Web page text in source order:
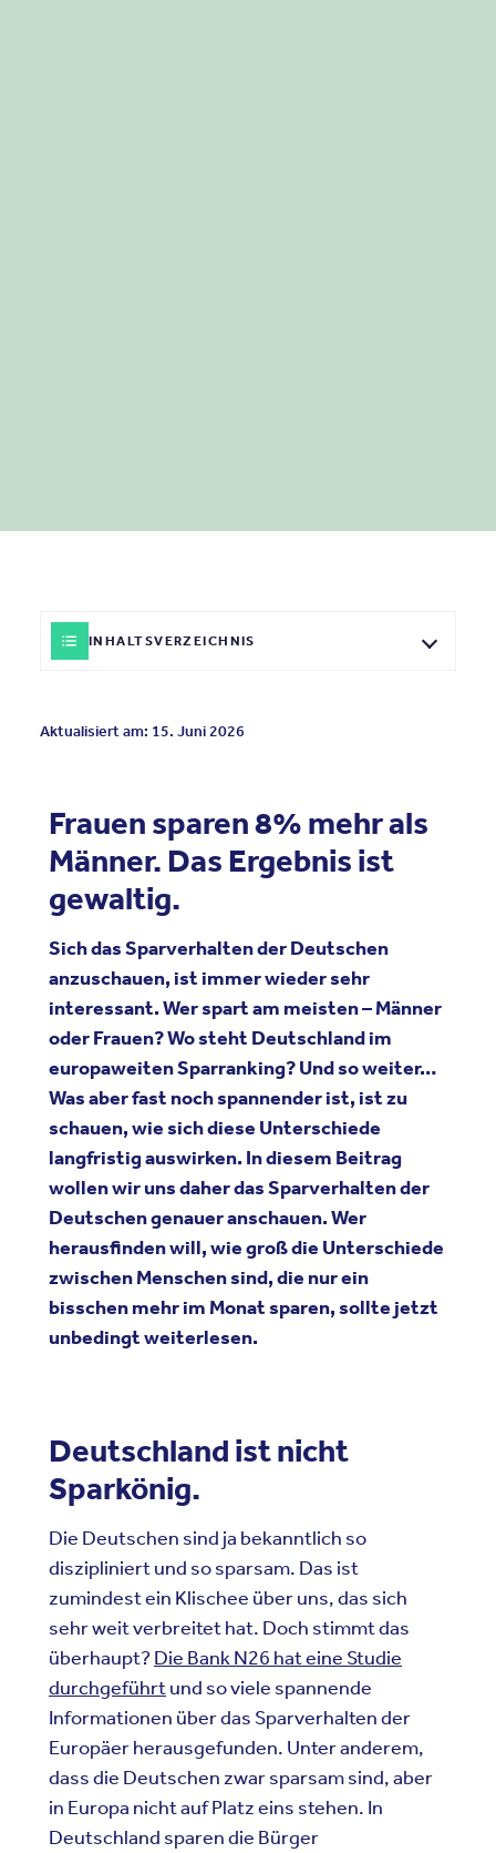
INHALTSVERZEICHNIS
Aktualisiert am: 15. Juni 2026
Frauen sparen 8% mehr als
Männer. Das Ergebnis ist
gewaltig.
Sich das Sparverhalten der Deutschen
anzuschauen, ist immer wieder sehr
interessant. Wer spart am meisten – Männer
oder Frauen? Wo steht Deutschland im
europaweiten Sparranking? Und so weiter…
Was aber fast noch spannender ist, ist zu
schauen, wie sich diese Unterschiede
langfristig auswirken. In diesem Beitrag
wollen wir uns daher das Sparverhalten der
Deutschen genauer anschauen. Wer
herausfinden will, wie groß die Unterschiede
zwischen Menschen sind, die nur ein
bisschen mehr im Monat sparen, sollte jetzt
unbedingt weiterlesen.
Deutschland ist nicht
Sparkönig.
Die Deutschen sind ja bekanntlich so
diszipliniert und so sparsam. Das ist
zumindest ein Klischee über uns, das sich
sehr weit verbreitet hat. Doch stimmt das
überhaupt?Die Bank N26 hat eine Studie
durchgeführtund so viele spannende
Informationen über das Sparverhalten der
Europäer herausgefunden. Unter anderem,
dass die Deutschen zwar sparsam sind, aber
in Europa nicht auf Platz eins stehen. In
Deutschland sparen die Bürger